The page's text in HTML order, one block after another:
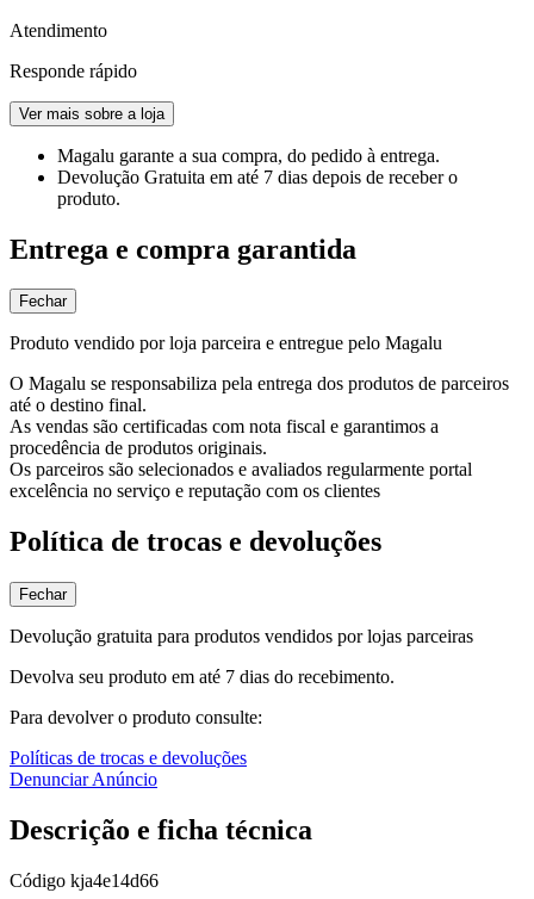
Atendimento
Responde rápido
Ver mais sobre a loja
Magalu garante a sua compra, do pedido à entrega.
Devolução Gratuita em até 7 dias depois de receber o
produto.
Entrega e compra garantida
Fechar
Produto vendido por loja parceira e entregue pelo Magalu
O Magalu se responsabiliza pela entrega dos produtos de parceiros
até o destino final.
As vendas são certificadas com nota fiscal e garantimos a
procedência de produtos originais.
Os parceiros são selecionados e avaliados regularmente portal
excelência no serviço e reputação com os clientes
Política de trocas e devoluções
Fechar
Devolução gratuita para produtos vendidos por lojas parceiras
Devolva seu produto em até 7 dias do recebimento.
Para devolver o produto consulte:
Políticas de trocas e devoluções
Denunciar Anúncio
Descrição e ficha técnica
Código kja4e14d66